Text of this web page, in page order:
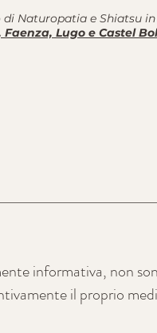
di Naturopatia e Shiatsu
Faenza, Lugo e Castel
informativa, non
il proprio